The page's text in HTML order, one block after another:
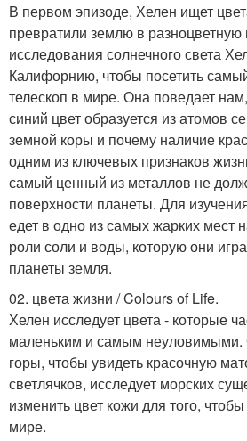
В первом эпизоде, Хелен ищет
превратили землю в разноцветную
исследования солнечного света
Калифорнию, чтобы посетить
телескоп в мире. Она поведает
синий цвет образуется из атомов
земной коры и почему наличие
одним из ключевых признаков
самый ценный из металлов не
поверхности планеты. Для
едет в одно из самых жарких мест
роли соли и воды, которую они
планеты земля.
02. цвета жизни / Colours of Life.
Хелен исследует цвета - которые
маленьким и самым неуловимыми.
горы, чтобы увидеть красочную
светлячков, исследует морских
изменить цвет кожи для того,
мире.